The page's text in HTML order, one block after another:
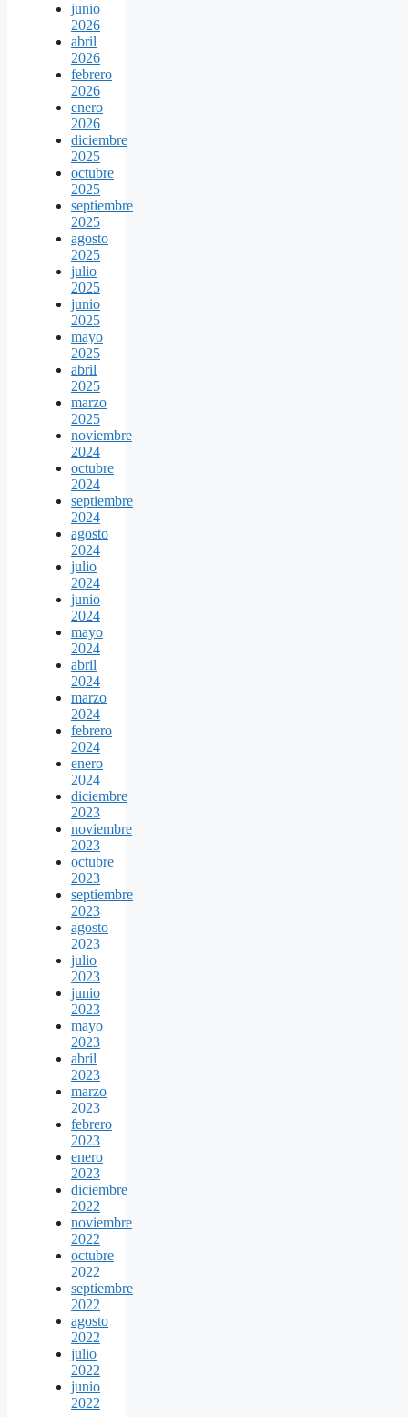
junio
2026
abril
2026
febrero
2026
enero
2026
diciembre
2025
octubre
2025
septiembre
2025
agosto
2025
julio
2025
junio
2025
mayo
2025
abril
2025
marzo
2025
noviembre
2024
octubre
2024
septiembre
2024
agosto
2024
julio
2024
junio
2024
mayo
2024
abril
2024
marzo
2024
febrero
2024
enero
2024
diciembre
2023
noviembre
2023
octubre
2023
septiembre
2023
agosto
2023
julio
2023
junio
2023
mayo
2023
abril
2023
marzo
2023
febrero
2023
enero
2023
diciembre
2022
noviembre
2022
octubre
2022
septiembre
2022
agosto
2022
julio
2022
junio
2022